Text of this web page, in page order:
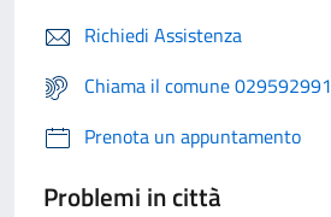
Richiedi Assistenza
Chiama il comune 029592991
Prenota un appuntamento
Problemi in città